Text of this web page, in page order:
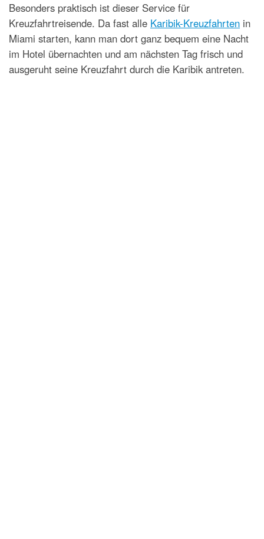
Besonders praktisch ist dieser Service für
Kreuzfahrtreisende. Da fast alle Karibik-Kreuzfahrten in
Miami starten, kann man dort ganz bequem eine Nacht
im Hotel übernachten und am nächsten Tag frisch und
ausgeruht seine Kreuzfahrt durch die Karibik antreten.